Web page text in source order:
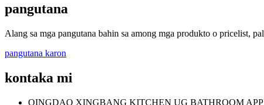
pangutana
Alang sa mga pangutana bahin sa among mga produkto o pricelist,
pangutana karon
kontaka mi
QINGDAO XINGBANG KITCHEN UG BATHROOM